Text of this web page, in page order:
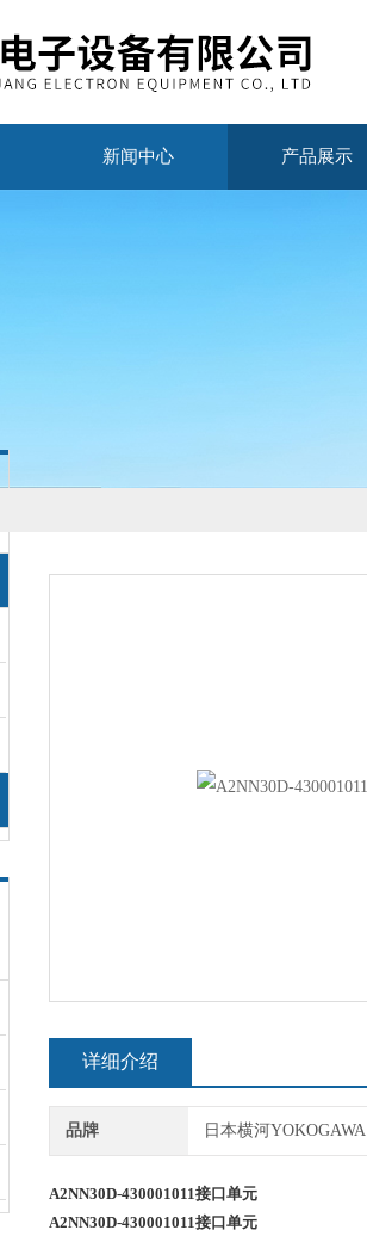
新闻中心 产品展示
详细介绍
品牌 日本横河YOKOGAWA
A2NN30D-430001011接口单元
A2NN30D-430001011接口单元